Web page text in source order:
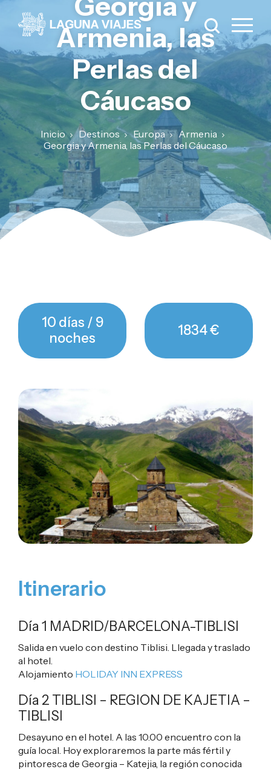
Armenia, las
Perlas del
Cáucaso
Inicio Destinos Europa
Armenia
Georgia y Armenia, las Perlas del Cáucaso
10 días / 9
noches
1834 €
Itinerario
Día 1 MADRID/BARCELONA-TIBLISI
Salida en vuelo con destino Tiblisi. Llegada y traslado
al hotel.
Alojamiento HOLIDAY INN EXPRESS
Día 2 TIBLISI – REGION DE KAJETIA –
TIBLISI
Desayuno en el hotel. A las 10.00 encuentro con la
guía local. Hoy exploraremos la parte más fértil y
pintoresca de Georgia – Katejia, la región conocida